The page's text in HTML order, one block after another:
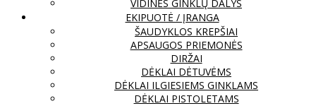
VIDINĖS GINKLŲ DALYS
EKIPUOTĖ / ĮRANGA
ŠAUDYKLOS KREPŠIAI
APSAUGOS PRIEMONĖS
DIRŽAI
DĖKLAI DĖTUVĖMS
DĖKLAI ILGIESIEMS GINKLAMS
DĖKLAI PISTOLETAMS